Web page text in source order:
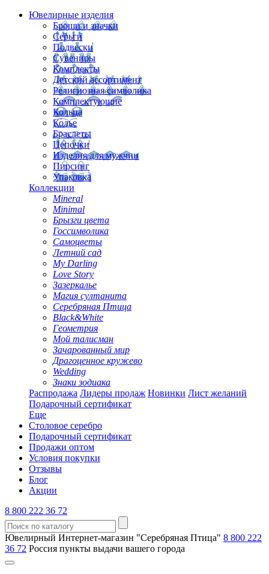
Ювелирные изделия
Броши и значки
Серьги
Подвески
Сувениры
Комплекты
Детский ассортимент
Религиозная символика
Комплектующие
Кольца
Колье
Браслеты
Цепочки
Изделия для мужчин
Пирсинг
Упаковка
Коллекции
Mineral
Minimal
Брызги цвета
Госсимволика
Самоцветы
Летний сад
My Darling
Love Story
Зазеркалье
Магия султанита
Серебряная Птица
Black&White
Геометрия
Мой талисман
Зачарованный мир
Драгоценное кружево
Wedding
Знаки зодиака
Распродажа Лидеры продаж Новинки Лист желаний
Подарочный сертификат
Еще
Столовое серебро
Подарочный сертификат
Продажи оптом
Условия покупки
Отзывы
Блог
Акции
8 800 222 36 72
Ювелирный Интернет-магазин "Серебряная Птица" 8 800 222
36 72 Россия пункты выдачи вашего города